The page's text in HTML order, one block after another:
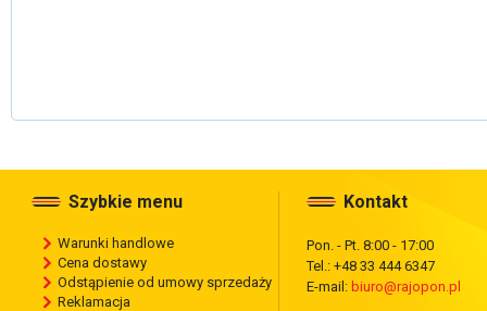
Szybkie menu
Warunki handlowe
Cena dostawy
Odstąpienie od umowy sprzedaży
Reklamacja
Kontakt
Pon. - Pt. 8:00 - 17:00
Tel.: +48 33 444 6347
E-mail: biuro@rajopon.pl